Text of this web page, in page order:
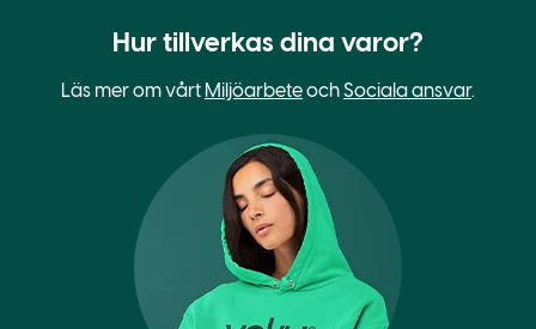
Hur tillverkas dina varor?
Läs mer om vårt MiljöarbeteochSociala ansvar.